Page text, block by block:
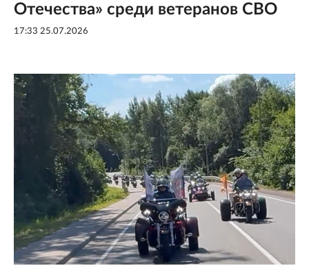
Отечества» среди ветеранов СВО
17:33 25.07.2026